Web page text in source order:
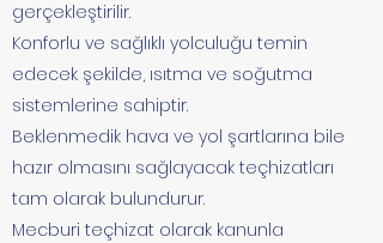
gerçekleştirilir.
Konforlu ve sağlıklı yolculuğu temin
edecek şekilde, ısıtma ve soğutma
sistemlerine sahiptir.
Beklenmedik hava ve yol şartlarına bile
hazır olmasını sağlayacak teçhizatları
tam olarak bulundurur.
Mecburi teçhizat olarak kanunla